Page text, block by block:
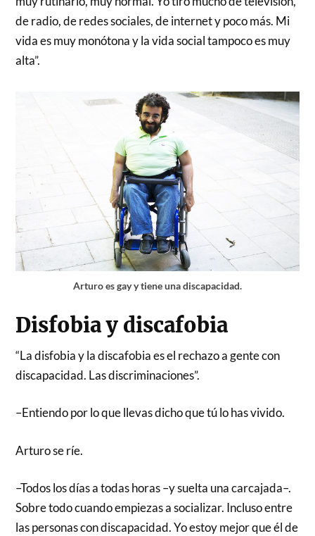
de radio, de redes sociales, de internet y poco más. Mi
vida es muy monótona y la vida social tampoco es muy
alta”.
Arturo es gay y tiene una discapacidad.
Disfobia y discafobia
“La disfobia y la discafobia es el rechazo a gente con
discapacidad. Las discriminaciones”.
–Entiendo por lo que llevas dicho que tú lo has vivido.
Arturo se ríe.
–Todos los días a todas horas –y suelta una carcajada–.
Sobre todo cuando empiezas a socializar. Incluso entre
las personas con discapacidad. Yo estoy mejor que él de